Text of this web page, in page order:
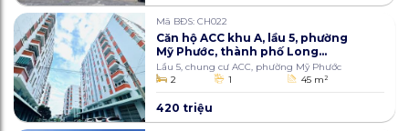
Mã BĐS: CH022
Căn hộ ACC khu A, lầu 5, phường
Mỹ Phước, thành phố Long
Xuyên, An Giang 45m2
Lầu 5, chung cư ACC, phường Mỹ Phước
2
1 45 m2
420 triệu